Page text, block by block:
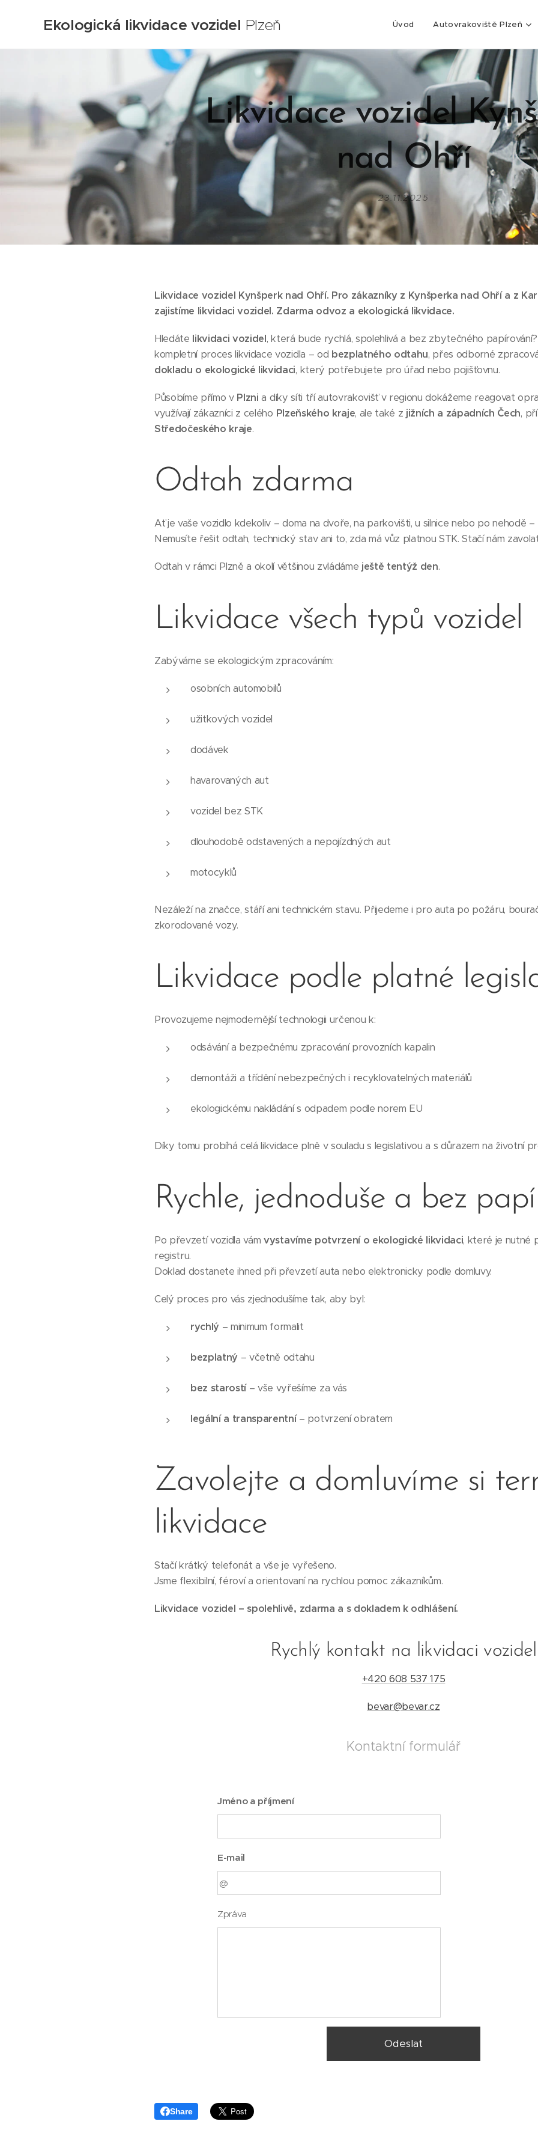
Ekologická likvidace vozidel Plzeň Úvod Autovrakoviště Plzeň
Likvidace vozidel
nad Ohří
23.11.2025
Likvidace vozidel Kynšperk nad Ohří. Pro zákazníky z Kynšperka nad Ohří a z
zajistíme likvidaci vozidel. Zdarma odvoz a ekologická likvidace.
Hledáte likvidaci vozidel, která bude rychlá, spolehlivá a bez zbytečného
kompletní proces likvidace vozidla – od bezplatného odtahu, přes odborné
dokladu o ekologické likvidaci, který potřebujete pro úřad nebo pojišťovnu.
Působíme přímo v Plzni a díky síti tří autovrakovišť v regionu dokážeme reagovat
využívají zákazníci z celého Plzeňského kraje, ale také z jižních a západních Čech,
Středočeského kraje.
Odtah zdarma
Ať je vaše vozidlo kdekoliv – doma na dvoře, na parkovišti, u silnice nebo po nehodě –
Nemusíte řešit odtah, technický stav ani to, zda má vůz platnou STK. Stačí nám
Odtah v rámci Plzně a okolí většinou zvládáme ještě tentýž den.
Likvidace všech typů vozidel
Zabýváme se ekologickým zpracováním:
osobních automobilů
užitkových vozidel
dodávek
havarovaných aut
vozidel bez STK
dlouhodobě odstavených a nepojízdných aut
motocyklů
Nezáleží na značce, stáří ani technickém stavu. Přijedeme i pro auta po požáru,
zkorodované vozy.
Likvidace podle platné
Provozujeme nejmodernější technologii určenou k:
odsávání a bezpečnému zpracování provozních kapalin
demontáži a třídění nebezpečných i recyklovatelných materiálů
ekologickému nakládání s odpadem podle norem EU
Díky tomu probíhá celá likvidace plně v souladu s legislativou a s důrazem na životní
Rychle, jednoduše a bez
Po převzetí vozidla vámvystavíme potvrzení o ekologické likvidaci, které je nutné
registru.
Doklad dostanete ihned při převzetí auta nebo elektronicky podle domluvy.
Celý proces pro vás zjednodušíme tak, aby byl:
rychlý – minimum formalit
bezplatný – včetně odtahu
bez starostí– vše vyřešíme za vás
legální a transparentní– potvrzení obratem
Zavolejte a domluvíme si
likvidace
Stačí krátký telefonát a vše je vyřešeno.
Jsme flexibilní, féroví a orientovaní na rychlou pomoc zákazníkům.
Likvidace vozidel – spolehlivě, zdarma a s dokladem k odhlášení.
Rychlý kontakt na likvidaci vozidel
+420 608 537 175
bevar@bevar.cz
Kontaktní formulář
Jméno a příjmení
E-mail
Zpráva
Odeslat
Share